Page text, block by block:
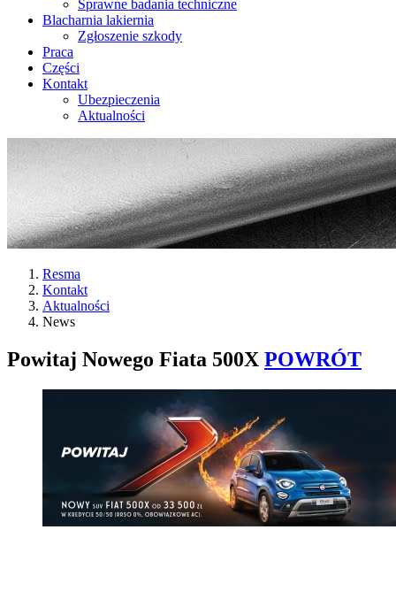
Sprawne badania techniczne
Blacharnia lakiernia
Zgłoszenie szkody
Praca
Części
Kontakt
Ubezpieczenia
Aktualności
Resma
Kontakt
Aktualności
News
Powitaj Nowego Fiata 500X POWRÓT